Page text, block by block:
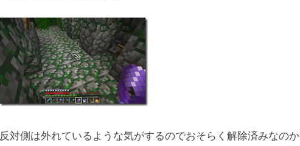
反対側は外れているような気がするのでおそらく解除済みなの